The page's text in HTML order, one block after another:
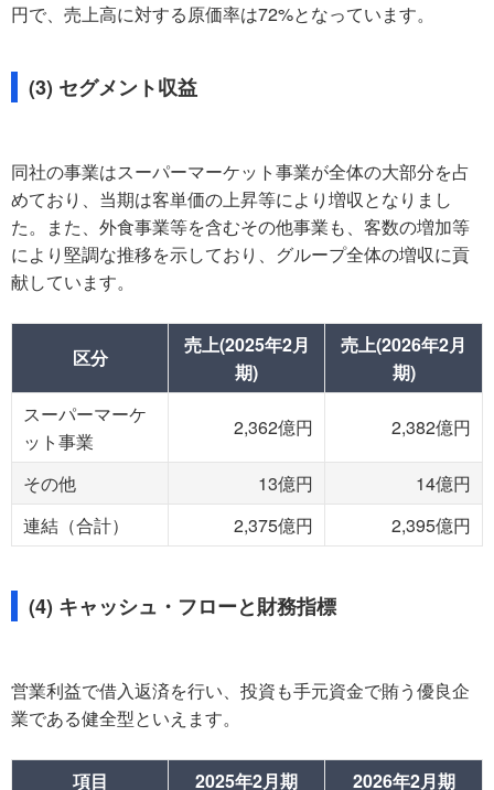
円で、売上高に対する原価率は72%となっています。
(3) セグメント収益
同社の事業はスーパーマーケット事業が全体の大部分を占
めており、当期は客単価の上昇等により増収となりまし
た。また、外食事業等を含むその他事業も、客数の増加等
により堅調な推移を示しており、グループ全体の増収に貢
献しています。
区分
売上(2025年2月
期)
売上(2026年2月
期)
スーパーマーケ
ット事業
2,362億円 2,382億円
その他 13億円
14億円
連結（合計）
2,375億円 2,395億円
(4) キャッシュ・フローと財務指標
営業利益で借入返済を行い、投資も手元資金で賄う優良企
業である健全型といえます。
項目 2025年2月期 2026年2月期